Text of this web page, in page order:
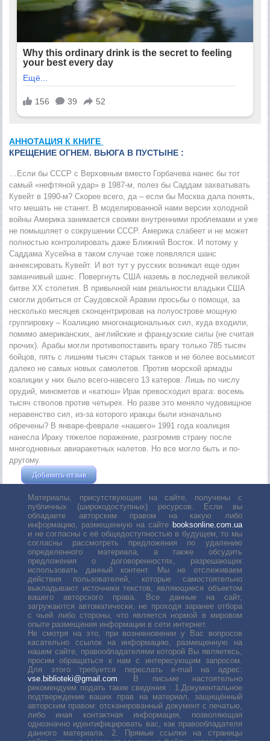
АННОТАЦИЯ К КНИГЕ
КРЕЩЕНИЕ ОГНЕМ. ВЬЮГА В ПУСТЫНЕ :
…Если бы СССР с Верховным вместо Горбачева нанес бы тот
самый «нефтяной удар» в 1987-м, полез бы Саддам захватывать
Кувейт в 1990-м? Скорее всего, да – если бы Москва дала понять,
что мешать не станет. В моделированной нами версии холодной
войны Америка занимается своими внутренними проблемами и уже
не помышляет о сокрушении СССР. Америка слабеет и не может
полностью контролировать даже Ближний Восток. И потому у
Саддама Хусейна в таком случае тоже появлялся шанс
аннексировать Кувейт. И вот тут у русских возникал еще один
заманчивый шанс. Повергнуть США наземь в последней великой
битве XX столетия. В привычной нам реальности владыки США
смогли добиться от Саудовской Аравии просьбы о помощи, за
несколько месяцев сконцентрировав на полуострове мощную
группировку – Коалицию многонациональных сил, куда входили,
помимо американских, английские и французские силы (не считая
прочих). Арабы могли противопоставить врагу только 785 тысяч
бойцов, пять с лишним тысяч старых танков и не более восьмисот
далеко не самых новых самолетов. Против морской армады
коалиции у них было всего-навсего 13 катеров. Лишь по числу
орудий, минометов и «катюш» Ирак превосходил врага: восемь
тысяч стволов против четырех. Но разве это меняло чудовищное
неравенство сил, из-за которого иракцы были изначально
обречены? В январе-феврале «нашего» 1991 года коалиция
нанесла Ираку тяжелое поражение, разгромив страну после
многодневных авиаракетных налетов. Но все могло быть и по-
другому.
Добавить отзыв
Материалы, присутствующие на сайте, получены с
публичных (широкодоступных) ресурсов. Если вы
обладаете авторским правом на какую либо
информацию, размещенную на сайте booksonline.com.ua
и не согласны с её общедоступностью в будущем, то мы
согласны рассмотреть предложения по удалению
определенного материала, а также обсудить
предложения о договоренностях, разрешающих
использовать данный контент. Мы не отслеживаем
действия пользователей, которые самостоятельно
выкладывают источники текстов, являющиеся объектом
вашего авторского права. Все данные на сайт,
загружаются автоматически, не проходя заранее отбора
с чьей либо стороны, что является нормой в мировом
опыте размещения информации в сети интернет.
Не смотря на это, при возникновении у Вас вопросов
касательно ссылок на информацию, размещенную на
нашем сайте, правообладателями которой Вы являетесь,
просим обращаться к нам с интересующим запросом.
Для этого требуется переслать е-mail на адрес:
vse.biblioteki@gmail.com. В письме настоятельно
рекомендуем подать такие сведения : 1.Документальное
подтверждение ваших прав на материал, защищённый
авторским правом: отсканированный документ с печатью,
либо иная контактная информация, позволяющая
однозначно идентифицировать вас, как правообладателя
данного материала. 2. Прямые ссылки на страницы